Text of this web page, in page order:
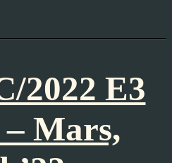
2022 E3
Mars,